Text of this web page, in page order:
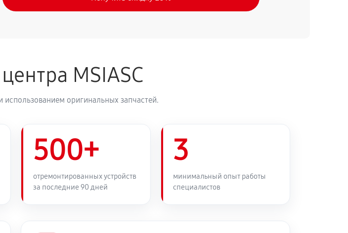
MSIASC
оригинальных запчастей.
500+
отремонтированных устройств
за последние 90 дней
3
минимальный опыт работы
специалистов